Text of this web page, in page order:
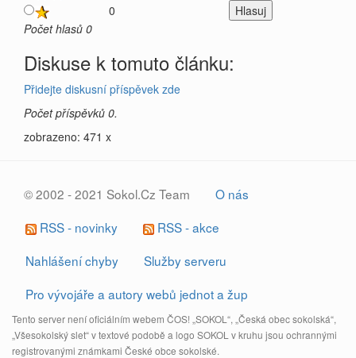
0
Počet hlasů 0
Diskuse k tomuto článku:
Přidejte diskusní příspěvek zde
Počet příspěvků 0.
zobrazeno: 471 x
© 2002 - 2021 Sokol.Cz Team
O nás
RSS - novinky
RSS - akce
Nahlášení chyby
Služby serveru
Pro vývojáře a autory webů jednot a žup
Tento server není oficiálním webem ČOS! „SOKOL“, „Česká obec sokolská“,
„Všesokolský slet“ v textové podobě a logo SOKOL v kruhu jsou ochrannými
registrovanými známkami České obce sokolské.